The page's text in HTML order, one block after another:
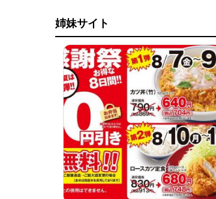
姉妹サイト